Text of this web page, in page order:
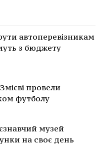
автоперевізникам
з бюджету
провели
футболу
музей
на своє день